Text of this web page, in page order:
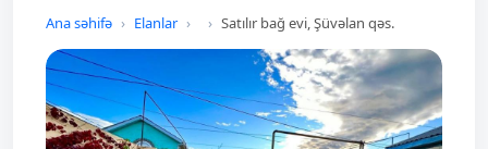
Ana səhifə Elanlar Satılır bağ evi, Şüvəlan qəs.